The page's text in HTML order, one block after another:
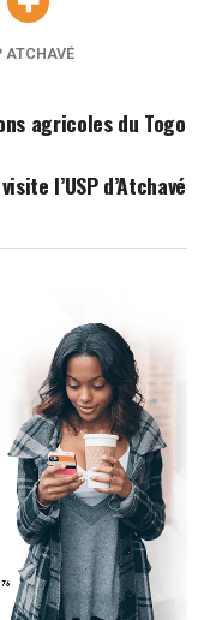
ATCHAVÉ
agricoles du Togo
l’USP d’Atchavé